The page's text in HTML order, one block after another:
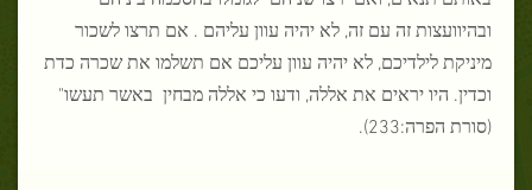
ובהיוועצות זה עם זה, לא יהיה עוון עליהם . אם תרצו לשכור
מיניקת לילדיכם, לא יהיה עוון עליכם אם תשלמו את שכרה כדת
וכדין. היו יראים את אללה, ודעו כי אללה מבחין באשר תעשו"
(סורת הפרה:233).